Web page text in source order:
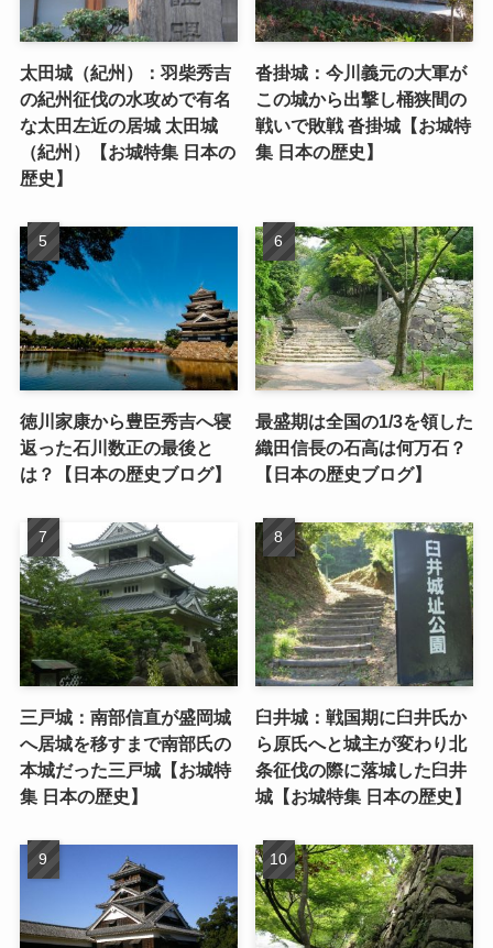
太田城（紀州）：羽柴秀吉
の紀州征伐の水攻めで有名
な太田左近の居城 太田城
（紀州）【お城特集 日本の
歴史】
沓掛城：今川義元の大軍が
この城から出撃し桶狭間の
戦いで敗戦 沓掛城【お城特
集 日本の歴史】
徳川家康から豊臣秀吉へ寝
返った石川数正の最後と
は？【日本の歴史ブログ】
最盛期は全国の1/3を領した
織田信長の石高は何万石？
【日本の歴史ブログ】
三戸城：南部信直が盛岡城
へ居城を移すまで南部氏の
本城だった三戸城【お城特
集 日本の歴史】
臼井城：戦国期に臼井氏か
ら原氏へと城主が変わり北
条征伐の際に落城した臼井
城【お城特集 日本の歴史】